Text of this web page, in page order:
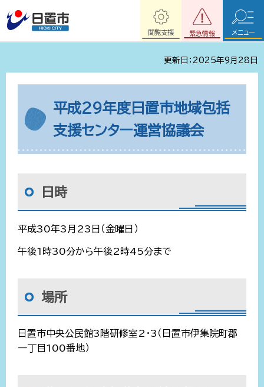
緊急情報
閲覧支援 メニュー
更新日：2025年9月28日
平成29年度日置市地域包括
支援センター運営協議会
日時
平成30年3月23日（金曜日）
午後1時30分から午後2時45分まで
場所
日置市中央公民館3階研修室2・3（日置市伊集院町郡
一丁目100番地）